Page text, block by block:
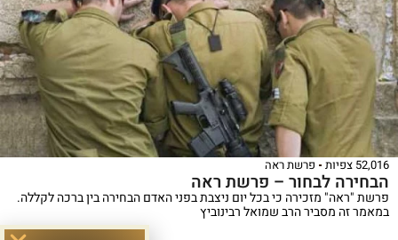
52,016 צפיות פרשת ראה
הבחירה לבחור – פרשת ראה
פרשת "ראה" מזכירה כי בכל יום ניצבת בפני האדם הבחירה בין ברכה לקללה.
במאמר זה מסביר הרב שמואל רבינוביץ